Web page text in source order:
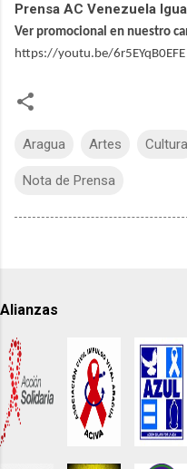
Prensa AC Venezuela
Ver ‎promocional en nuestro
https://youtu.be/6r5EYqB0EFE
Aragua Artes Cultura
Nota de Prensa
Alianzas